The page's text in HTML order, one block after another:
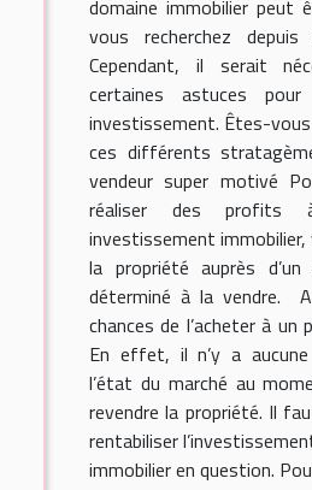
domaine immobilier peut
vous recherchez
Cependant, il serait
certaines astuces
investissement. Êtes-
ces différents
vendeur super motivé
réaliser des profits
investissement
la propriété auprès
déterminé à la vendre.
chances de l’acheter à un
En effet, il n’y a
l’état du marché au
revendre la propriété. Il
rentabiliser
immobilier en question.